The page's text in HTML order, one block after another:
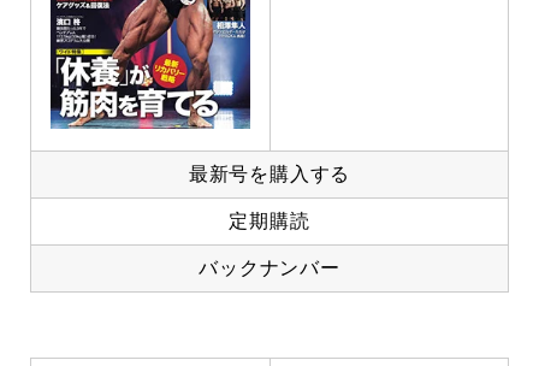
最新号を購入する
定期購読
バックナンバー